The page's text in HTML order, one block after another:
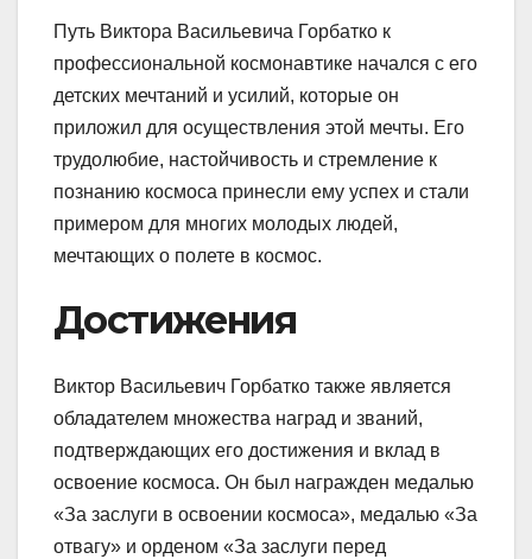
Путь Виктора Васильевича Горбатко к
профессиональной космонавтике начался с его
детских мечтаний и усилий, которые он
приложил для осуществления этой мечты. Его
трудолюбие, настойчивость и стремление к
познанию космоса принесли ему успех и стали
примером для многих молодых людей,
мечтающих о полете в космос.
Достижения
Виктор Васильевич Горбатко также является
обладателем множества наград и званий,
подтверждающих его достижения и вклад в
освоение космоса. Он был награжден медалью
«За заслуги в освоении космоса», медалью «За
отвагу» и орденом «За заслуги перед